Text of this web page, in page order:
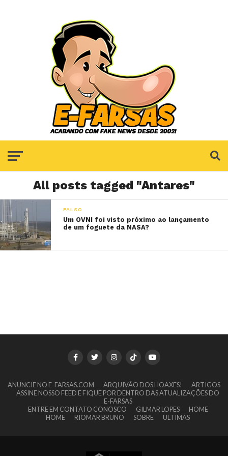
All posts tagged "Antares"
FALSO
Um OVNI foi visto próximo ao lançamento
de um foguete da NASA?
ANUNCIE NO E-FARSAS.COM ARQUIVÃO DOS HOAXES!
ARTIGOS
ASSINE NOSSO FEED E FIQUE POR DENTRO DAS ATUALIZAÇÕES DO
E-FARSAS
ENTRE EM CONTATO CONOSCO
GILMAR LOPES
HOME
HOME
RIOMAR BRUNO SOBRE ULTIMAS